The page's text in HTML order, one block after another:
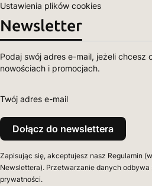
Ustawienia plików cookies
Newsletter
Podaj swój adres e-mail, jeżeli chcesz
nowościach i promocjach.
Twój adres e-mail
Dołącz do newslettera
Zapisując się, akceptujesz nasz Regulamin
Newslettera). Przetwarzanie danych
prywatności.